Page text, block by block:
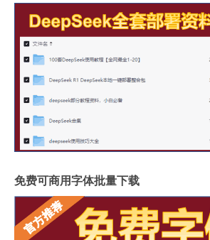
免费可商用字体批量下载